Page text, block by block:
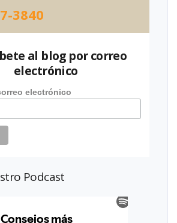
3840
al blog por correo
electrónico
electrónico
Podcast